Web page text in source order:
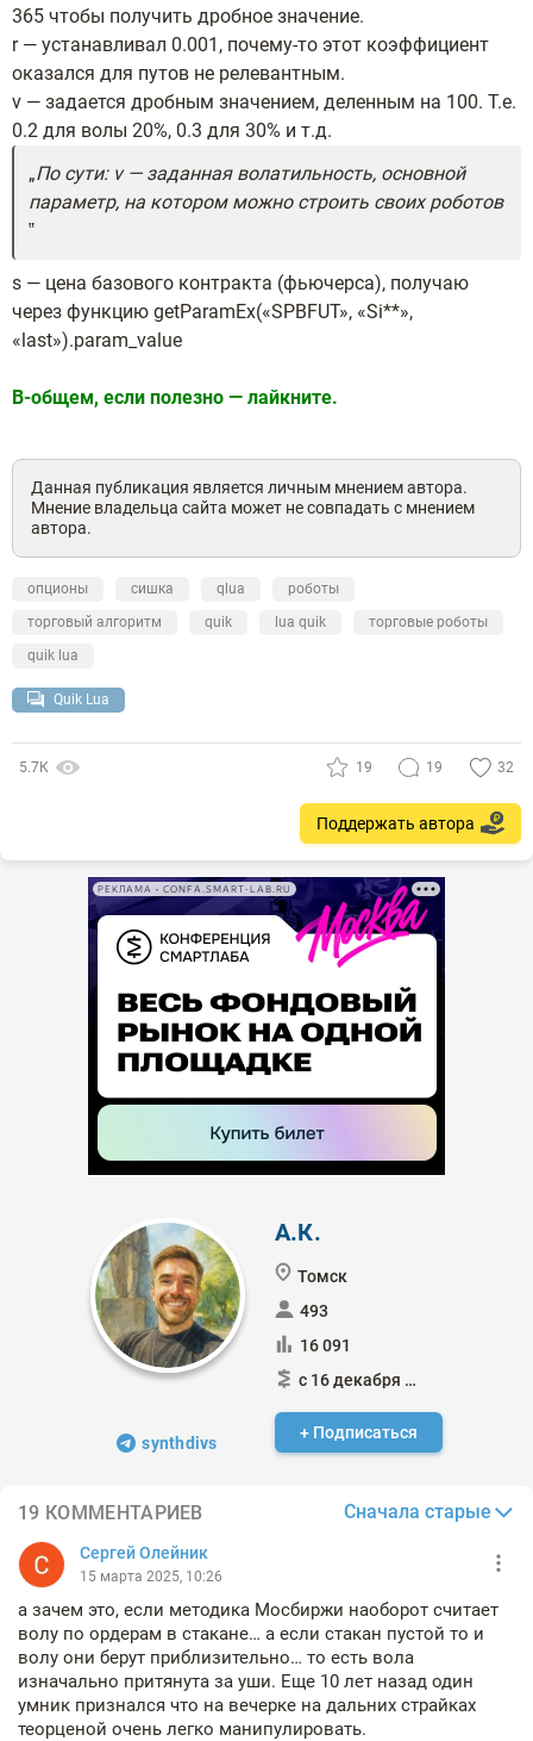
365 чтобы получить дробное значение.
r — устанавливал 0.001, почему-то этот коэффициент
оказался для путов не релевантным.
v — задается дробным значением, деленным на 100. Т.е.
0.2 для волы 20%, 0.3 для 30% и т.д.
По сути: v — заданная волатильность, основной
параметр, на котором можно строить своих роботов
s — цена базового контракта (фьючерса), получаю
через функцию getParamEx(«SPBFUT», «Si**»,
«last»).param_value
В-общем, если полезно — лайкните.
Данная публикация является личным мнением автора.
Мнение владельца сайта может не совпадать с мнением
автора.
опционы сишка qlua
роботы
торговый алгоритм
quik lua quik
торговые роботы
quik lua
Quik Lua
5.7К 19 19 32
Поддержать автора
РЕКЛАМА • CONFA.SMART-LAB.RU
synthdivs
А.К.
Томск
493
16 091
с 16 декабря 2014
+ Подписаться
19 КОММЕНТАРИЕВ Сначала старые
Сергей Олейник
15 марта 2025, 10:26
а зачем это, если методика Мосбиржи наоборот считает
волу по ордерам в стакане… а если стакан пустой то и
волу они берут приблизительно… то есть вола
изначально притянута за уши. Еще 10 лет назад один
умник признался что на вечерке на дальних страйках
теорценой очень легко манипулировать.